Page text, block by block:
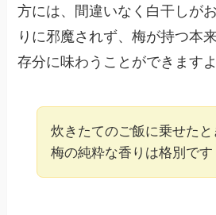
方には、間違いなく白干しが
りに邪魔されず、梅が持つ本
存分に味わうことができますよ
炊きたてのご飯に乗せたと
梅の純粋な香りは格別です